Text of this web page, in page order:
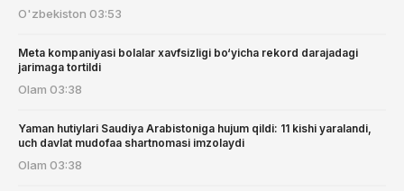
O'zbekiston 03:53
Meta kompaniyasi bolalar xavfsizligi bo‘yicha rekord darajadagi
jarimaga tortildi
Olam 03:38
Yaman hutiylari Saudiya Arabistoniga hujum qildi: 11 kishi yaralandi,
uch davlat mudofaa shartnomasi imzolaydi
Olam 03:38